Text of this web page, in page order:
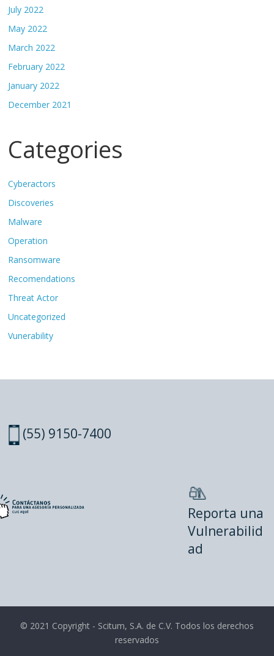
July 2022
May 2022
March 2022
February 2022
January 2022
December 2021
Categories
Cyberactors
Discoveries
Malware
Operation
Ransomware
Recomendations
Threat Actor
Uncategorized
Vunerability
(55) 9150-7400
Reporta una
Vulnerabilid
ad